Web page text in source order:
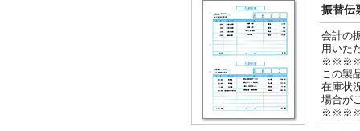
振替伝
会計の
用いた
この製
在庫状
場合が